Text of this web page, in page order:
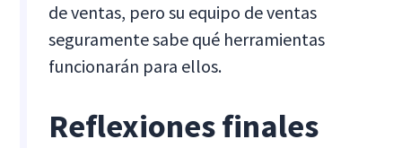
de ventas, pero su equipo de ventas
seguramente sabe qué herramientas
funcionarán para ellos.
Reflexiones finales